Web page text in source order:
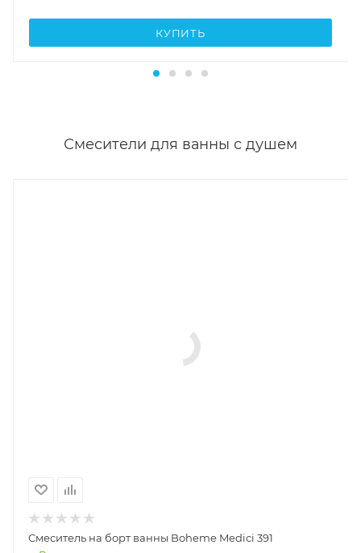
КУПИТЬ
Смесители для ванны с душем
Смеситель на борт ванны Boheme Medici 391